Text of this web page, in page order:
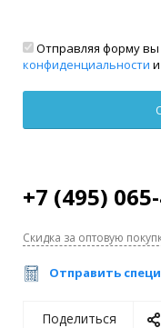
Отправляя форму вы
конфиденциальности и
+7 (495)
Скидка за оптовую
Отправить
Поделиться